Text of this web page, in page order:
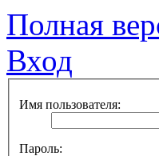
Полная
Вход
Имя пользователя:
Пароль: